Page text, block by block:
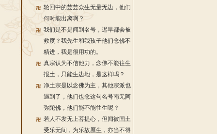
轮回中的芸芸众生无量无边，他们
何时能出离啊？
我们是不是闻到名号，迟早都会被
救度？我先生和我孩子他们念佛不
精进，我是很用功的。
真宗认为不信他力，念佛不能往生
报土，只能生边地，是这样吗？
净土宗是以念佛为主，其他宗派也
遇到了，他们也念这句名号南无阿
弥陀佛，他们能不能往生呢？
若人不发无上菩提心，但闻彼国土
受乐无间，为乐故愿生，亦当不得